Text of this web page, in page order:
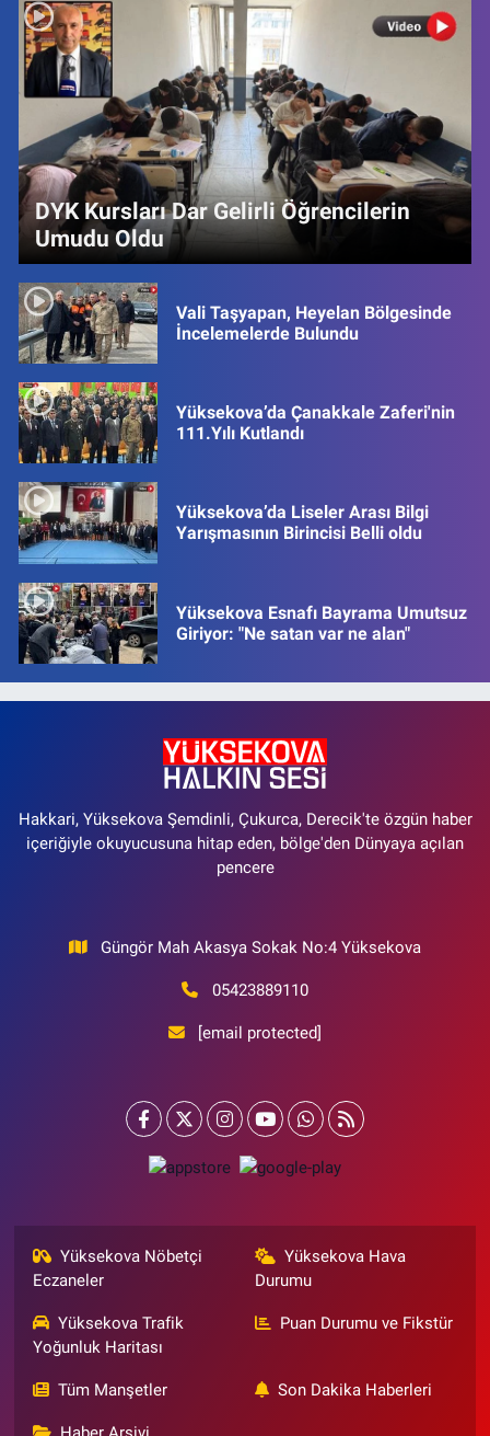
DYK Kursları Dar Gelirli Öğrencilerin
Umudu Oldu
Vali Taşyapan, Heyelan Bölgesinde
İncelemelerde Bulundu
Yüksekova’da Çanakkale Zaferi'nin
111.Yılı Kutlandı
Yüksekova’da Liseler Arası Bilgi
Yarışmasının Birincisi Belli oldu
Yüksekova Esnafı Bayrama Umutsuz
Giriyor: "Ne satan var ne alan"
Hakkari, Yüksekova Şemdinli, Çukurca, Derecik'te özgün haber
içeriğiyle okuyucusuna hitap eden, bölge'den Dünyaya açılan
pencere
Güngör Mah Akasya Sokak No:4 Yüksekova
05423889110
[email protected]
Yüksekova Nöbetçi
Eczaneler
Yüksekova Hava
Durumu
Yüksekova Trafik
Yoğunluk Haritası
Puan Durumu ve Fikstür
Tüm Manşetler Son Dakika Haberleri